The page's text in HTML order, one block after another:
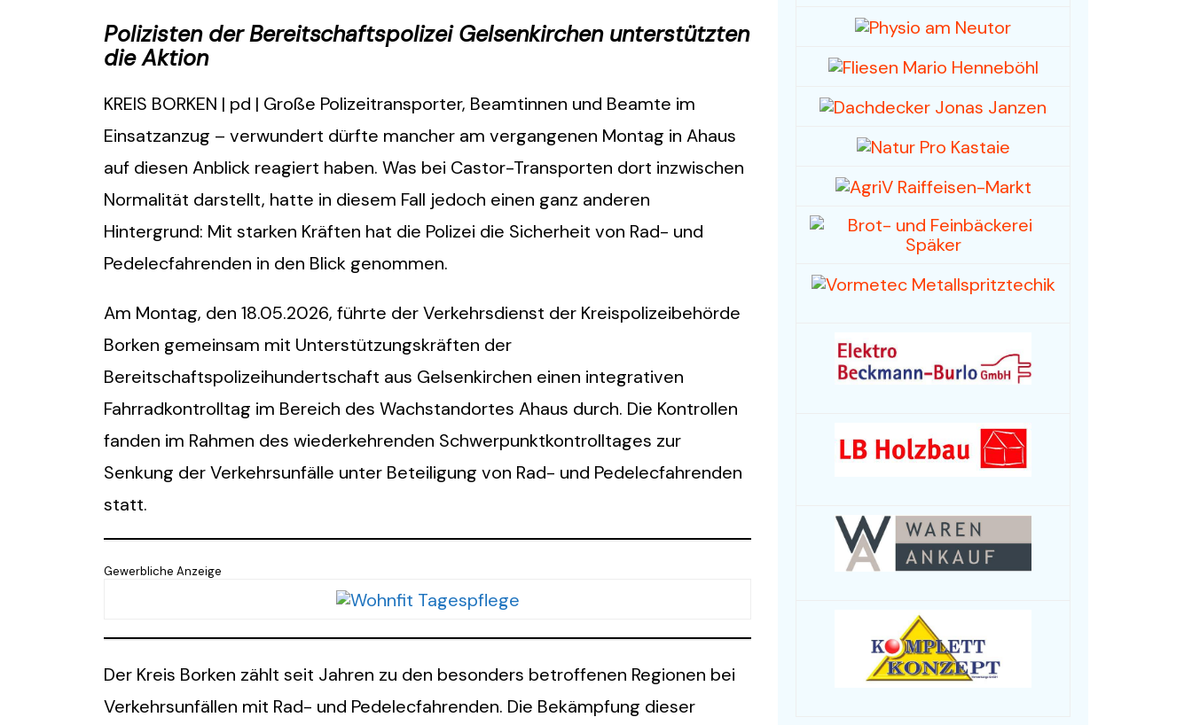
Polizisten der Bereitschaftspolizei Gelsenkirchen unterstützten
die Aktion
KREIS BORKEN | pd | Große Polizeitransporter, Beamtinnen und Beamte im
Einsatzanzug – verwundert dürfte mancher am vergangenen Montag in Ahaus
auf diesen Anblick reagiert haben. Was bei Castor-Transporten dort inzwischen
Normalität darstellt, hatte in diesem Fall jedoch einen ganz anderen
Hintergrund: Mit starken Kräften hat die Polizei die Sicherheit von Rad- und
Pedelecfahrenden in den Blick genommen.
Am Montag, den 18.05.2026, führte der Verkehrsdienst der Kreispolizeibehörde
Borken gemeinsam mit Unterstützungskräften der
Bereitschaftspolizeihundertschaft aus Gelsenkirchen einen integrativen
Fahrradkontrolltag im Bereich des Wachstandortes Ahaus durch. Die Kontrollen
fanden im Rahmen des wiederkehrenden Schwerpunktkontrolltages zur
Senkung der Verkehrsunfälle unter Beteiligung von Rad- und Pedelecfahrenden
statt.
Gewerbliche Anzeige
Der Kreis Borken zählt seit Jahren zu den besonders betroffenen Regionen bei
Verkehrsunfällen mit Rad- und Pedelecfahrenden. Die Bekämpfung dieser